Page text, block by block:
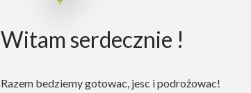
Witam serdecznie !
Razem bedziemy gotowac, jesc i podrożowac!